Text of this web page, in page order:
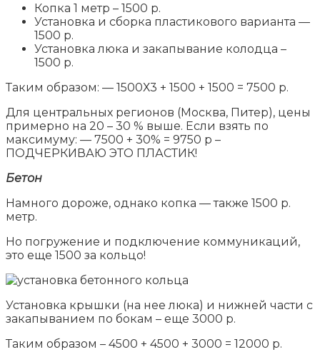
Копка 1 метр – 1500 р.
Установка и сборка пластикового варианта —
1500 р.
Установка люка и закапывание колодца –
1500 р.
Таким образом: — 1500Х3 + 1500 + 1500 = 7500 р.
Для центральных регионов (Москва, Питер), цены
примерно на 20 – 30 % выше. Если взять по
максимуму: — 7500 + 30% = 9750 р –
ПОДЧЕРКИВАЮ ЭТО ПЛАСТИК!
Бетон
Намного дороже, однако копка — также 1500 р.
метр.
Но погружение и подключение коммуникаций,
это еще 1500 за кольцо!
Установка крышки (на нее люка) и нижней части с
закапыванием по бокам – еще 3000 р.
Таким образом – 4500 + 4500 + 3000 = 12000 р.